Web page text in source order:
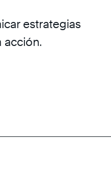
estrategias
acción.